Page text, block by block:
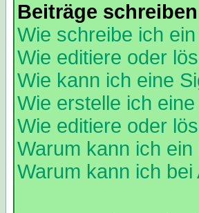
Beiträge schreiben
Wie schreibe ich
Wie editiere oder
Wie kann ich eine
Wie erstelle ich
Wie editiere oder
Warum kann ich
Warum kann ich